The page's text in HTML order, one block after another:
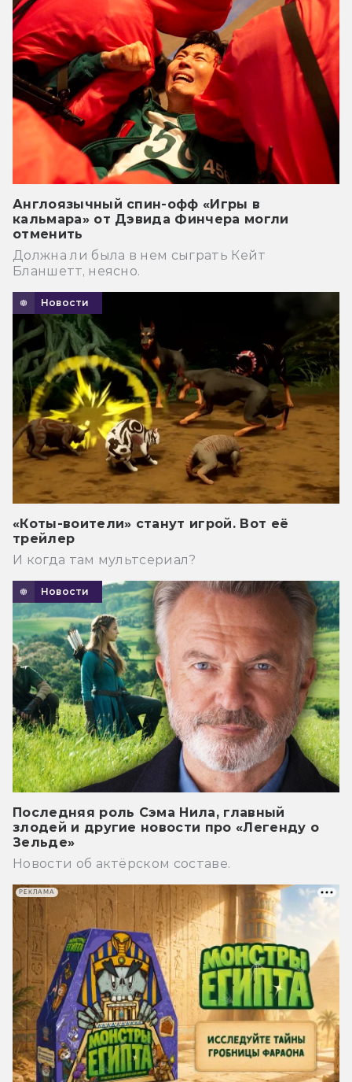
Англоязычный спин-офф «Игры в
кальмара» от Дэвида Финчера могли
отменить
Должна ли была в нем сыграть Кейт
Бланшетт, неясно.
Новости
«Коты-воители» станут игрой. Вот её
трейлер
И когда там мультсериал?
Новости
Последняя роль Сэма Нила, главный
злодей и другие новости про «Легенду о
Зельде»
Новости об актёрском составе.
РЕКЛАМА